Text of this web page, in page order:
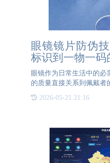
眼镜镜片防伪
标识到一物一码
眼镜作为日常生活中的
的质量直接关系到佩戴者
而，高品质镜片的高昂价
何确保所购镜片为正品？
2026-05-21 21:16